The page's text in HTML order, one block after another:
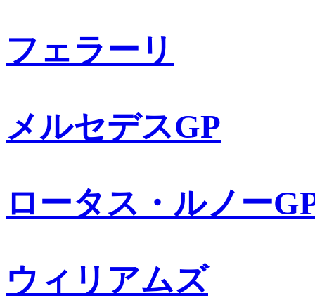
フェラーリ
メルセデスGP
ロータス・ルノー
ウィリアムズ